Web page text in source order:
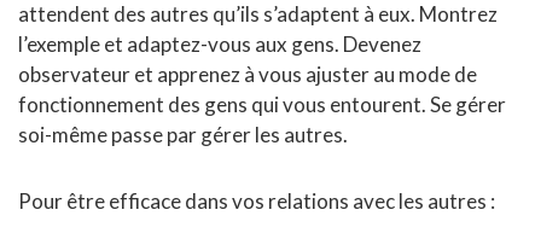
attendent des autres qu’ils s’adaptent à eux. Montrez
l’exemple et adaptez-vous aux gens. Devenez
observateur et apprenez à vous ajuster au mode de
fonctionnement des gens qui vous entourent. Se gérer
soi-même passe par gérer les autres.
Pour être efficace dans vos relations avec les autres :